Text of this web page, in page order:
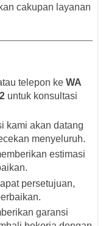
cakupan layanan
telepon ke WA
untuk konsultasi
kami akan datang
menyeluruh.
estimasi
persetujuan,
garansi